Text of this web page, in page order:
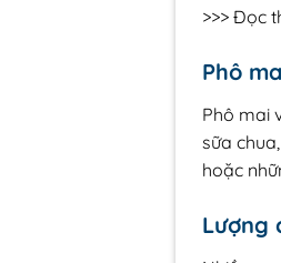
>>> Đọc
Phô
Phô mai
sữa
hoặc
Lượng